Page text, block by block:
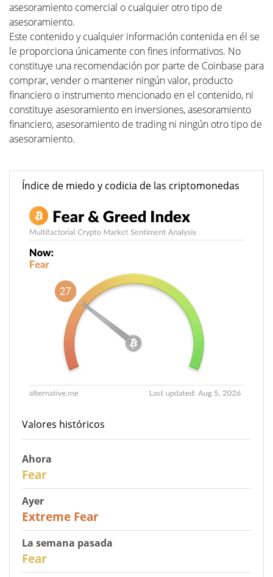
asesoramiento comercial o cualquier otro tipo de
asesoramiento.
Este contenido y cualquier información contenida en él se
le proporciona únicamente con fines informativos. No
constituye una recomendación por parte de Coinbase para
comprar, vender o mantener ningún valor, producto
financiero o instrumento mencionado en el contenido, ni
constituye asesoramiento en inversiones, asesoramiento
financiero, asesoramiento de trading ni ningún otro tipo de
asesoramiento.
Índice de miedo y codicia de las criptomonedas
Valores históricos
Ahora
Fear
Ayer
Extreme Fear
La semana pasada
Fear